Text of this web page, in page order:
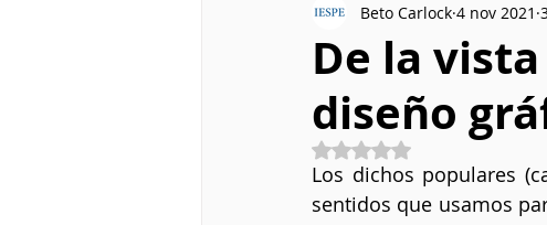
Competencias Docentes
De la
diseño
Beto Carlock 4 nov 2021
Obtuvo NaN de 5
Los dichos populares
sentidos que usamos